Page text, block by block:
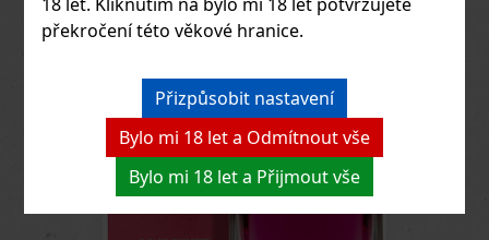
překročení této věkové hranice.
Přizpůsobit nastavení
Bylo mi 18 let a Odmítnout vše
Bylo mi 18 let a Přijmout vše
patří energickému kořeněnému
zázvoru a svěžímu bergamotu, které
denimu a bavlny,
doplněnému aromatickou
provensálskou levandulí, jež vytváří
čistý a moder